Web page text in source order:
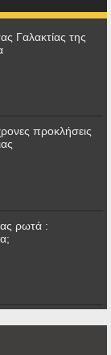
Γαλακτίας της
προκλήσεις
ρωτά :